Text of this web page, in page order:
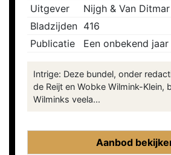
Uitgever
Nijgh & Van Ditmar
Bladzijden 416
Publicatie
Een onbekend jaar
Intrige: Deze bundel, onder
de Reijt en Wobke Wilmink-Klein,
Wilminks veela...
Aanbod